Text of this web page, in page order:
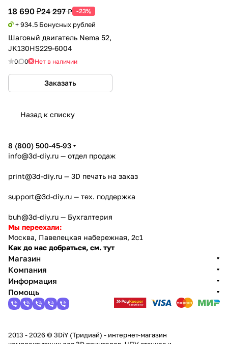
18 690 ₽24 297 ₽ -23%
+ 934.5 Бонусных рублей
Шаговый двигатель Nema 52,
JK130HS229-6004
0 0 Нет в наличии
Заказать
Назад к списку
8 (800) 500-45-93
info@3d-diy.ru — отдел продаж
print@3d-diy.ru — 3D печать на заказ
support@3d-diy.ru — тех. поддержка
buh@3d-diy.ru — Бухгалтерия
Мы переехали:
Москва, Павелецкая набережная, 2с1
Как до нас добраться, см. тут
Магазин
Компания
Информация
Помощь
2013 - 2026 © 3DiY (Тридиай) - интернет-магазин